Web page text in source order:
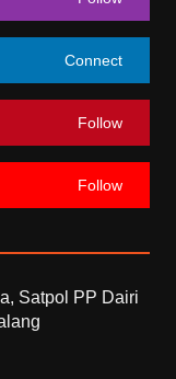
Connect
Follow
Follow
Satpol PP Dairi